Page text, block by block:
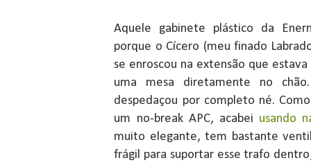
Aquele gabinete plástico da
porque o Cícero (meu finado
se enroscou na extensão que
uma mesa diretamente no
despedaçou por completo né.
um no-break APC, acabei usando
muito elegante, tem bastante
frágil para suportar esse trafo